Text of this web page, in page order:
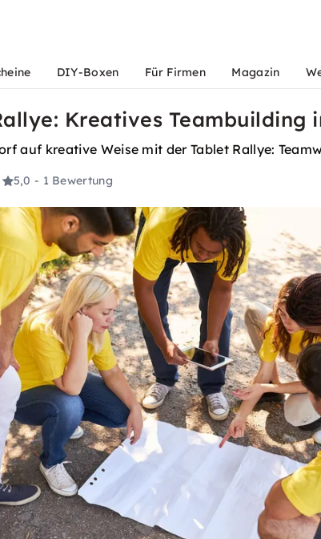
DIY-Boxen Für Firmen Magazin
Kreatives Teambuilding
auf kreative Weise mit der Tablet Rallye:
5,0 - 1 Bewertung